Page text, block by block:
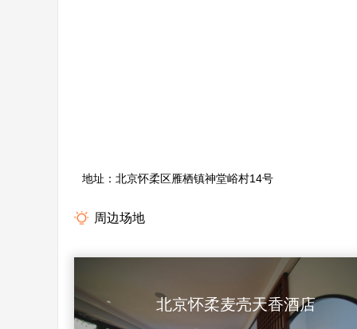
地址：北京怀柔区雁栖镇神堂峪村14号
周边场地
北京怀柔麦壳天香酒店